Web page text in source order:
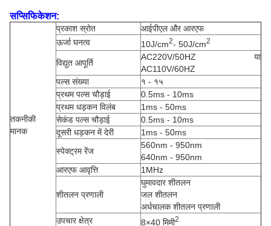
सप्सिफिकेशन:
तकनीकी
मानक
प्रकाश स्रोत
आईपीएल और आरएफ
ऊर्जा घनत्व
10J/cm2- 50J/cm2
विद्युत आपूर्ति
AC220V/50HZ या
AC110V/60HZ
पल्स संख्या
१ - १५
प्रथम पल्स चौड़ाई
0.5ms - 10ms
प्रथम धड़कन विलंब
1ms - 50ms
सेकंड पल्स चौड़ाई
0.5ms - 10ms
दूसरी धड़कन में देरी
1ms - 50ms
स्पेक्ट्रम रेंज
560nm - 950nm
640nm - 950nm
आरएफ आवृत्ति
1MHz
शीतलन प्रणाली
घुमावदार शीतलन
जल शीतलन
अर्धचालक शीतलन प्रणाली
उपचार क्षेत्र
8×40 मिमी2